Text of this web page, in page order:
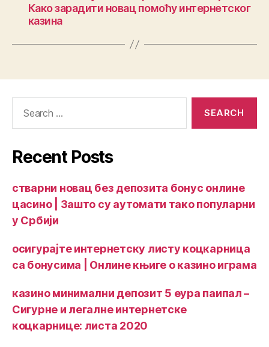
Како зарадити новац помоћу интернетског
казина
Recent Posts
стварни новац без депозита бонус онлине
цасино | Зашто су аутомати тако популарни
у Србији
осигурајте интернетску листу коцкарница
са бонусима | Онлине књиге о казино играма
казино минимални депозит 5 еура паипал –
Сигурне и легалне интернетске
коцкарнице: листа 2020